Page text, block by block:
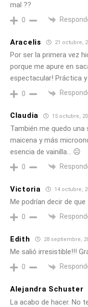
mal ??
0
Aracelis 21 octubre,
Por ser la primera vez
porque me apure en
espectacular! Práctica
0
Claudia 15 octubre,
También me quedo
maicena y más
esencia de vainilla… ☹️
0
Victoria 14 octubre,
Me podrían decir de
0
Edith 28 septiembre,
Me salió irresistible!!!
0
Alejandra Schuster
La acabo de hacer. No